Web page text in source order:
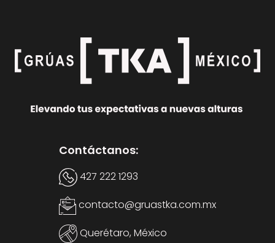
Contáctanos:
427 222 1293
contacto@gruastka.com.mx
Querétaro, México